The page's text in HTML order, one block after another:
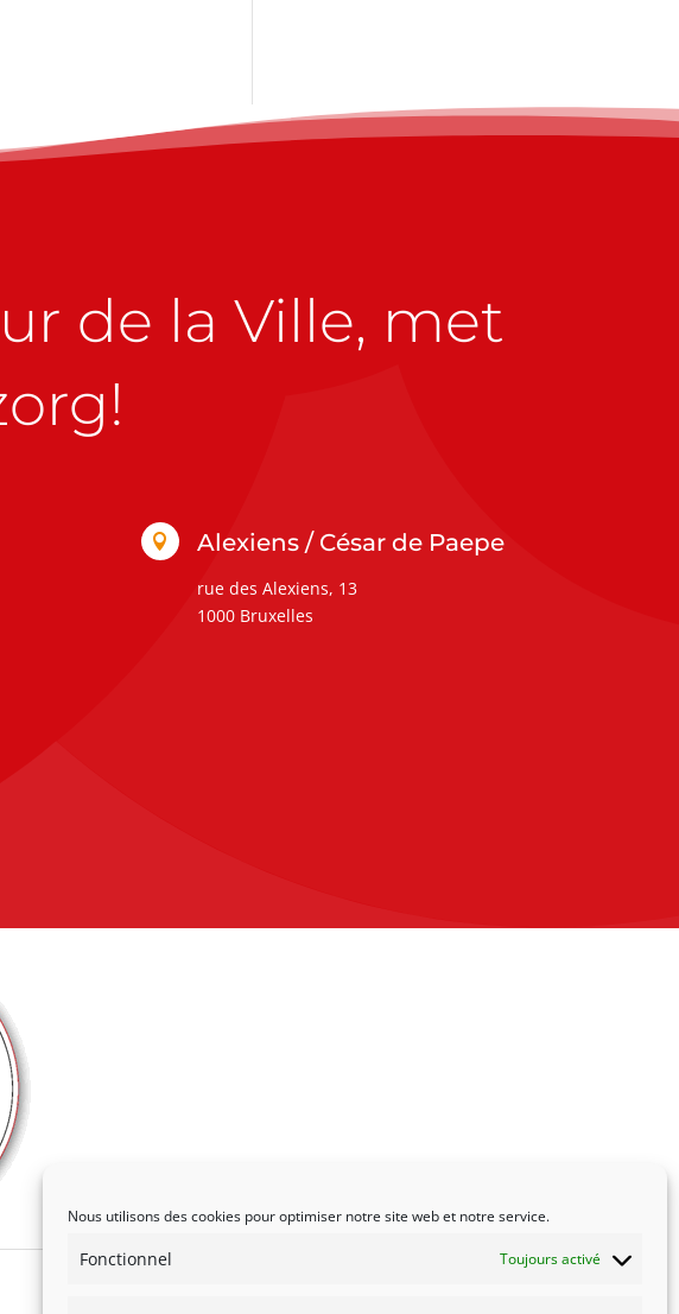
Nous utilisons des cookies pour optimiser notre site web et notre service.
Fonctionnel Toujours activé
de la Ville, met
 Alexiens / César de Paepe
rue des Alexiens, 13
1000 Bruxelles